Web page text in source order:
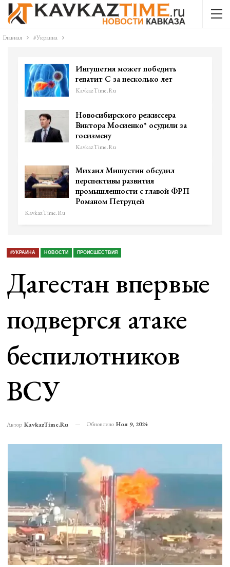
Главная #Украина
Ингушетия может победить
гепатит С за несколько лет
KavkazTime.ru
Новосибирского режиссера
Виктора Мосиенко* осудили за
госизмену
KavkazTime.ru
Михаил Мишустин обсудил
перспективы развития
промышленности с главой ФРП
Романом Петруцей
KavkazTime.ru
#УКРАИНА НОВОСТИ ПРОИСШЕСТВИЯ
Дагестан впервые
подвергся атаке
беспилотников
ВСУ
Автор KavkazTime.ru Обновлено Ноя 9, 2024